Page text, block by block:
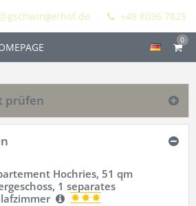
+49 8036 7825
0
prüfen
Hochries, 51 qm
1 separates